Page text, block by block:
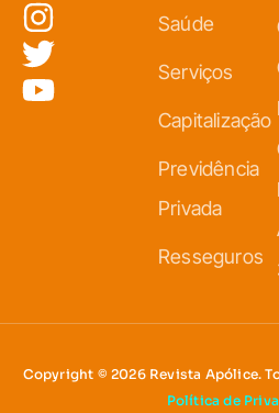
Saúde
Serviços
Capitalização
Previdência
Privada
Resseguros
Copyright © 2026 Revista Apólice.
Política de